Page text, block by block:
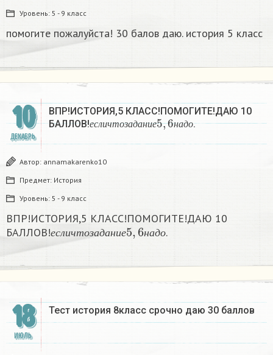
Уровень: 5 - 9 класс
помогите пожалуйста! 30 балов даю. история 5 класс
10
ДЕКАБРЬ
ВПР!ИСТОРИЯ,5 КЛАСС!ПОМОГИТЕ!ДАЮ 10
БАЛЛОВ! е сл и ч т о за д а н и е н а д о
есличтозадание5,6 н а до
.
Автор: annamakarenko10
Предмет: История
Уровень: 5 - 9 класс
ВПР!ИСТОРИЯ,5 КЛАСС!ПОМОГИТЕ!ДАЮ 10
БАЛЛОВ! е сл и ч т оз а д а н и е на д о
есличтозадание5,6на д о
.
18
ИЮЛЬ
Тест история 8класс срочно даю 30 баллов